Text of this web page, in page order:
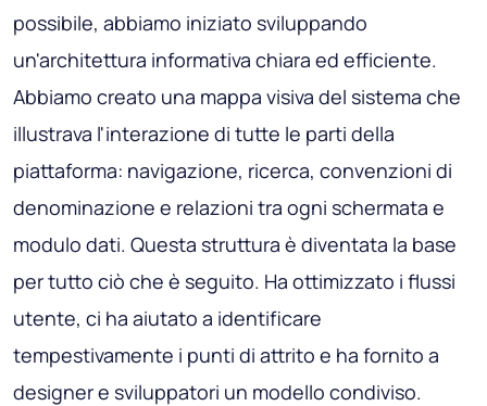
possibile, abbiamo iniziato sviluppando
un'architettura informativa chiara ed efficiente.
Abbiamo creato una mappa visiva del sistema che
illustrava l'interazione di tutte le parti della
piattaforma: navigazione, ricerca, convenzioni di
denominazione e relazioni tra ogni schermata e
modulo dati. Questa struttura è diventata la base
per tutto ciò che è seguito. Ha ottimizzato i flussi
utente, ci ha aiutato a identificare
tempestivamente i punti di attrito e ha fornito a
designer e sviluppatori un modello condiviso.